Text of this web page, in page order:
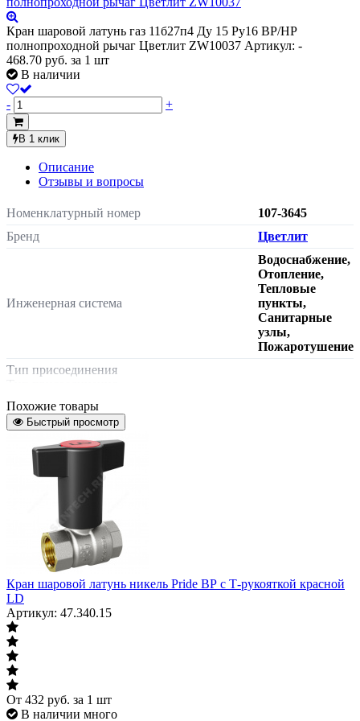
Кран шаровой латунь газ 11б27п4 Ду 15 Ру16 ВР/НР
полнопроходной рычаг Цветлит ZW10037 Артикул: -
468.70 руб. за 1 шт
В наличии
- +
В 1 клик
Описание
Отзывы и вопросы
Номенклатурный номер
107-3645
Бренд
Цветлит
Инженерная система
Водоснабжение,
Отопление,
Тепловые
пункты,
Санитарные
узлы,
Пожаротушение
Тип присоединения
Характеризует тип присоединения к
трубопроводу или энергоустановке
Тип затвора
Тип затвора
Характеризует способ управления и тип
органа управления крана
Тип прохода
Тип прохода
Характеризует отношение размера
отверстия шара к размеру
присоединяемого трубопровода
Материал
Газ
Газ
Похожие товары
Быстрый просмотр
Кран шаровой латунь никель Pride ВР с Т-рукояткой красной
LD
Артикул: 47.340.15
От 432 руб. за 1 шт
В наличии много